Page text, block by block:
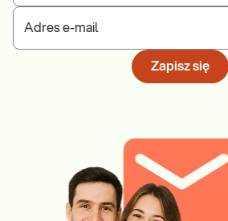
Adres e-mail
Zapisz się